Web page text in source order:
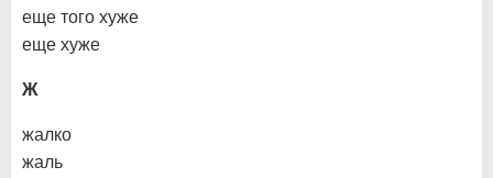
еще того хуже
еще хуже
Ж
жалко
жаль